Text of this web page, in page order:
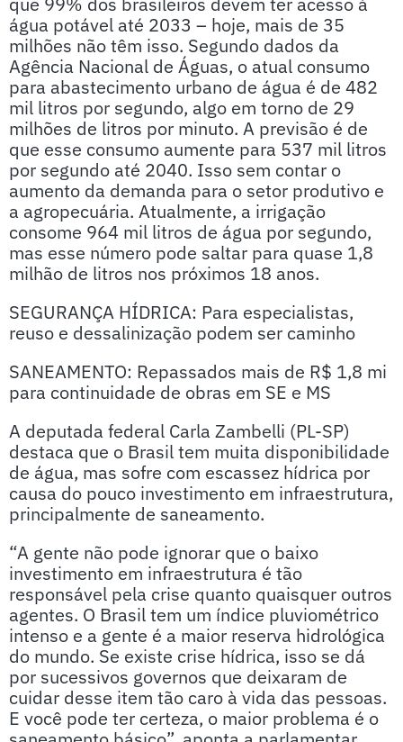
água potável até 2033 – hoje, mais de 35
milhões não têm isso. Segundo dados da
Agência Nacional de Águas, o atual consumo
para abastecimento urbano de água é de 482
mil litros por segundo, algo em torno de 29
milhões de litros por minuto. A previsão é de
que esse consumo aumente para 537 mil litros
por segundo até 2040. Isso sem contar o
aumento da demanda para o setor produtivo e
a agropecuária. Atualmente, a irrigação
consome 964 mil litros de água por segundo,
mas esse número pode saltar para quase 1,8
milhão de litros nos próximos 18 anos.
SEGURANÇA HÍDRICA: Para especialistas,
reuso e dessalinização podem ser caminho
SANEAMENTO: Repassados mais de R$ 1,8 mi
para continuidade de obras em SE e MS
A deputada federal Carla Zambelli (PL-SP)
destaca que o Brasil tem muita disponibilidade
de água, mas sofre com escassez hídrica por
causa do pouco investimento em infraestrutura,
principalmente de saneamento.
“A gente não pode ignorar que o baixo
investimento em infraestrutura é tão
responsável pela crise quanto quaisquer outros
agentes. O Brasil tem um índice pluviométrico
intenso e a gente é a maior reserva hidrológica
do mundo. Se existe crise hídrica, isso se dá
por sucessivos governos que deixaram de
cuidar desse item tão caro à vida das pessoas.
E você pode ter certeza, o maior problema é o